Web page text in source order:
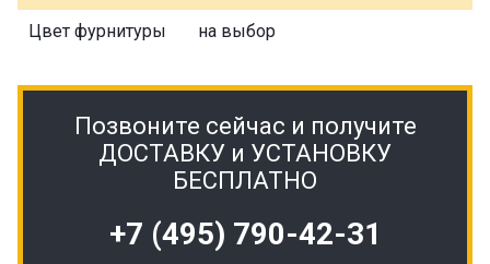
Цвет фурнитуры на выбор
Позвоните сейчас и получите
ДОСТАВКУ и УСТАНОВКУ
БЕСПЛАТНО
+7 (495) 790-42-31